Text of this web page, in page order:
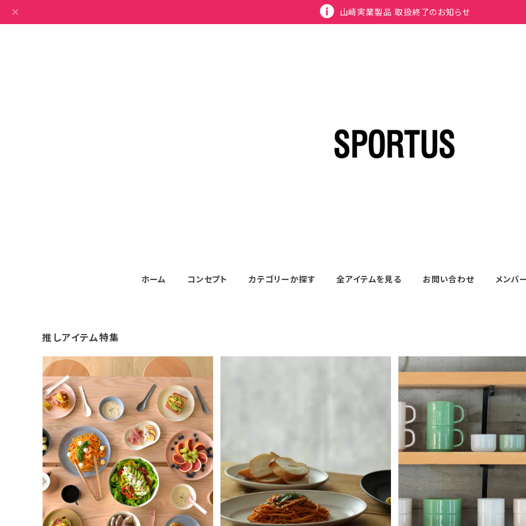
山崎実業製品 取扱終了のお知らせ
ホーム コンセプト カテゴリーか探す 全アイテムを見る お問い合わせ メンバ
推しアイテム特集